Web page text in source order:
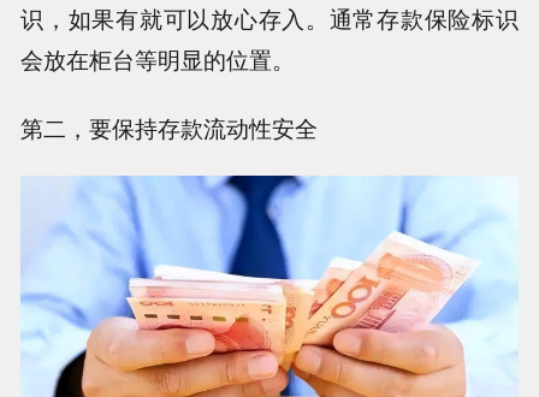
识，如果有就可以放心存入。通常存款保险标识
会放在柜台等明显的位置。
第二，要保持存款流动性安全